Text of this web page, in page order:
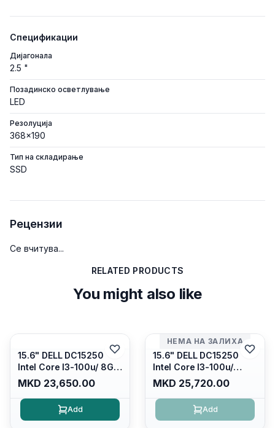
Спецификации
Дијагонала
2.5 "
Позадинско осветлување
LED
Резолуција
368x190
Тип на складирање
SSD
Рецензии
Се вчитува...
RELATED PRODUCTS
You might also like
15.6" DELL DC15250
Intel Core I3-100u/ 8GB
DDR4/ 512GB SSD M.2/
Iris Xe Graphics/ 120Hz
Anti-glare LED Display/
Backlit Kb/ Platinum
MKD 23,650.00
Add
НЕМА НА ЗАЛИХА
15.6" DELL DC15250
Intel Core I3-100u/
16GB DDR4/ 512GB SSD
M.2/ Iris Xe Graphics/
120Hz Anti-glare LED
Display/ Backlit Kb/
MKD 25,720.00
Add